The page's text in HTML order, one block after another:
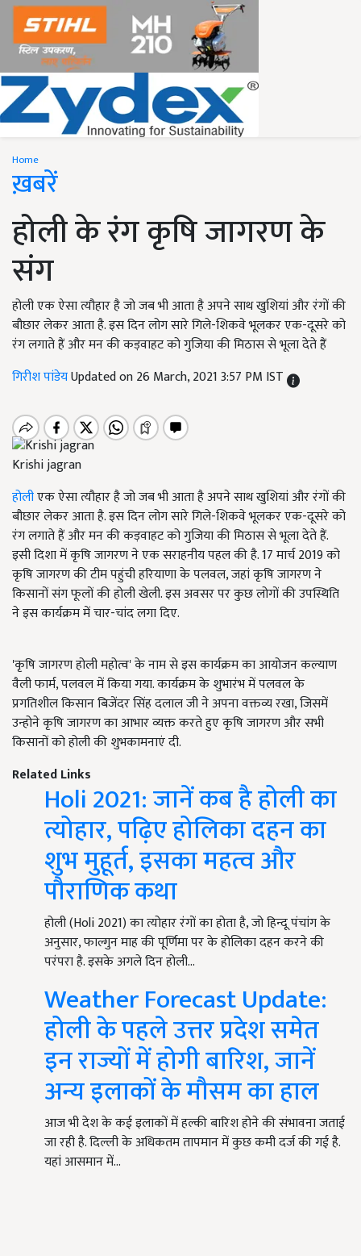
Home
ख़बरें
होली के रंग कृषि जागरण के
संग
होली एक ऐसा त्यौहार है जो जब भी आता है अपने साथ खुशियां और रंगों की
बौछार लेकर आता है. इस दिन लोग सारे गिले-शिकवे भूलकर एक-दूसरे को
रंग लगाते हैं और मन की कड़वाहट को गुजिया की मिठास से भूला देते हैं
गिरीश पांडेयUpdated on 26 March, 2021 3:57 PM IST
Krishi jagran
होलीएक ऐसा त्यौहार है जो जब भी आता है अपने साथ खुशियां और रंगों की
बौछार लेकर आता है. इस दिन लोग सारे गिले-शिकवे भूलकर एक-दूसरे को
रंग लगाते हैं और मन की कड़वाहट को गुजिया की मिठास से भूला देते हैं.
इसी दिशा में कृषि जागरण ने एक सराहनीय पहल की है. 17 मार्च 2019 को
कृषि जागरण की टीम पहुंची हरियाणा के पलवल, जहां कृषि जागरण ने
किसानों संग फूलों की होली खेली. इस अवसर पर कुछ लोगों की उपस्थिति
ने इस कार्यक्रम में चार-चांद लगा दिए.
'कृषि जागरण होली महोत्व' के नाम से इस कार्यक्रम का आयोजन कल्याण
वैली फार्म, पलवल में किया गया. कार्यक्रम के शुभारंभ में पलवल के
प्रगतिशील किसान बिजेंदर सिंह दलाल जी ने अपना वक्तव्य रखा, जिसमें
उन्होने कृषि जागरण का आभार व्यक्त करते हुए कृषि जागरण और सभी
किसानों को होली की शुभकामनाएं दी.
Related Links
Holi 2021: जानें कब है होली का
त्योहार, पढ़िए होलिका दहन का
शुभ मुहूर्त, इसका महत्व और
पौराणिक कथा
होली (Holi 2021) का त्योहार रंगों का होता है, जो हिन्दू पंचांग के
अनुसार, फाल्गुन माह की पूर्णिमा पर के होलिका दहन करने की
परंपरा है. इसके अगले दिन होली…
Weather Forecast Update:
होली के पहले उत्तर प्रदेश समेत
इन राज्यों में होगी बारिश, जानें
अन्य इलाकों के मौसम का हाल
आज भी देश के कई इलाकों में हल्की बारिश होने की संभावना जताई
जा रही है. दिल्ली के अधिकतम तापमान में कुछ कमी दर्ज की गई है.
यहां आसमान में…